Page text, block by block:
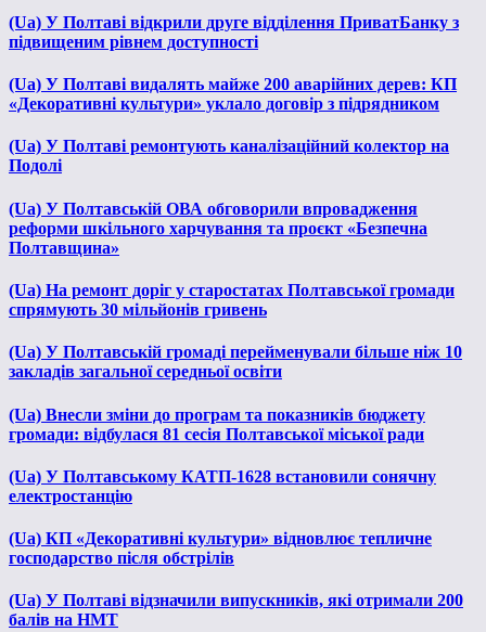
(Ua) У Полтаві відкрили друге відділення ПриватБанку з
підвищеним рівнем доступності
(Ua) У Полтаві видалять майже 200 аварійних дерев: КП
«Декоративні культури» уклало договір з підрядником
(Ua) У Полтаві ремонтують каналізаційний колектор на
Подолі
(Ua) У Полтавській ОВА обговорили впровадження
реформи шкільного харчування та проєкт «Безпечна
Полтавщина»
(Ua) На ремонт доріг у старостатах Полтавської громади
спрямують 30 мільйонів гривень
(Ua) У Полтавській громаді перейменували більше ніж 10
закладів загальної середньої освіти
(Ua) Внесли зміни до програм та показників бюджету
громади: відбулася 81 сесія Полтавської міської ради
(Ua) У Полтавському КАТП-1628 встановили сонячну
електростанцію
(Ua) КП «Декоративні культури» відновлює тепличне
господарство після обстрілів
(Ua) У Полтаві відзначили випускників, які отримали 200
балів на НМТ